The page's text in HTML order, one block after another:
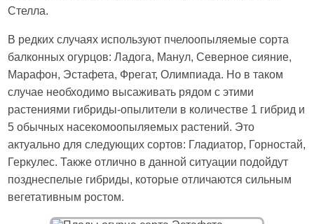
Стелла.
В редких случаях используют пчелоопыляемые сорта
балконных огурцов: Ладога, Манул, Северное сияние,
Марафон, Эстафета, Фрегат, Олимпиада. Но в таком
случае необходимо высаживать рядом с этими
растениями гибриды-опылители в количестве 1 гибрид и
5 обычных насекомоопыляемых растений. Это
актуально для следующих сортов: Гладиатор, Горностай,
Геркулес. Также отлично в данной ситуации подойдут
позднеспелые гибриды, которые отличаются сильным
вегетативным ростом.